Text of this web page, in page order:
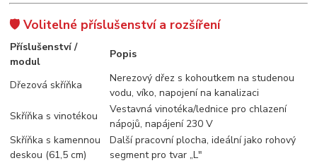
🛡️ Volitelné příslušenství a rozšíření
Příslušenství /
modul
Popis
Dřezová skříňka
Nerezový dřez s kohoutkem na studenou
vodu, víko, napojení na kanalizaci
Skříňka s vinotékou
Vestavná vinotéka/lednice pro chlazení
nápojů, napájení 230 V
Skříňka s kamennou
deskou (61,5 cm)
Další pracovní plocha, ideální jako rohový
segment pro tvar „L"